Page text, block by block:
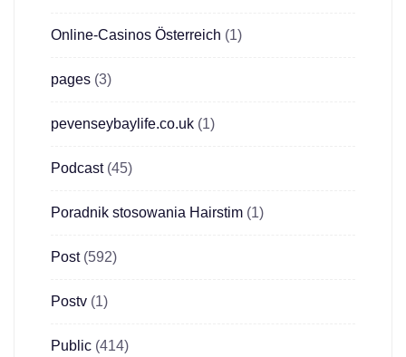
Online-Casinos Österreich (1)
pages (3)
pevenseybaylife.co.uk (1)
Podcast(45)
Poradnik stosowania Hairstim (1)
Post(592)
Postv (1)
Public (414)